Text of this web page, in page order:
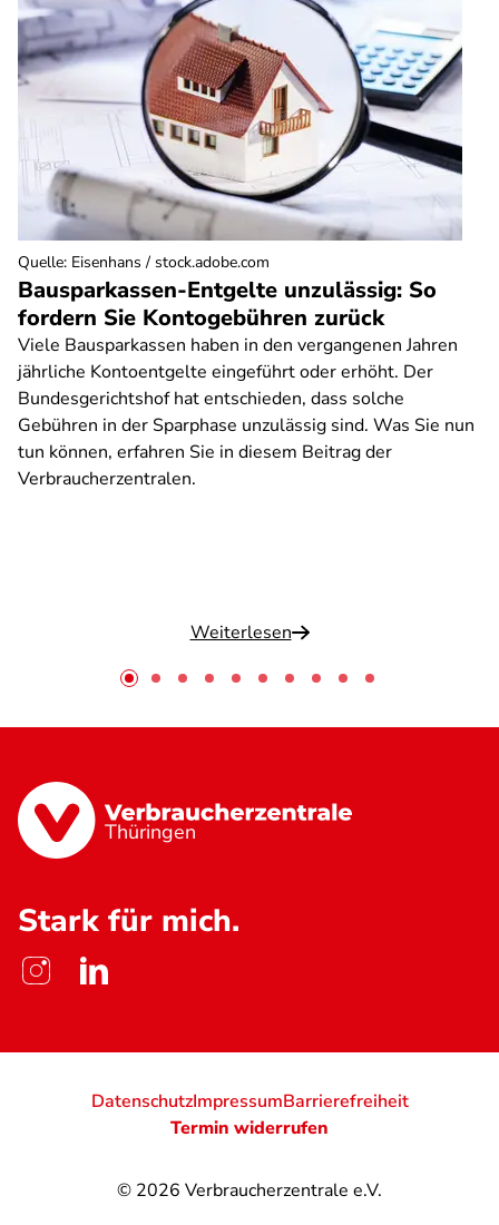
Bausparkassen-Entgelte unzulässig: So
fordern Sie Kontogebühren zurück
Viele Bausparkassen haben in den vergangenen Jahren
jährliche Kontoentgelte eingeführt oder erhöht. Der
Bundesgerichtshof hat entschieden, dass solche
Gebühren in der Sparphase unzulässig sind. Was Sie nun
tun können, erfahren Sie in diesem Beitrag der
Verbraucherzentralen.
Weiterlesen
Quelle: Eisenhans / stock.adobe.com
Thüringen
Stark für mich.
© 2026 Verbraucherzentrale e.V.
DatenschutzImpressumBarrierefreiheit
Termin widerrufen